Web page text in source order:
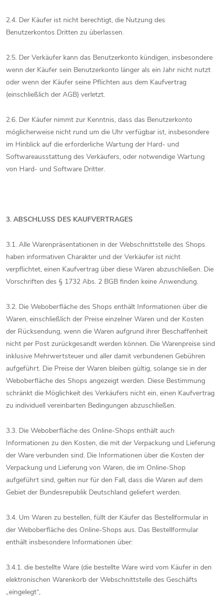
2.4. Der Käufer ist nicht berechtigt, die Nutzung des
Benutzerkontos Dritten zu überlassen.
2.5. Der Verkäufer kann das Benutzerkonto kündigen, insbesondere
wenn der Käufer sein Benutzerkonto länger als ein Jahr nicht nutzt
oder wenn der Käufer seine Pflichten aus dem Kaufvertrag
(einschließlich der AGB) verletzt.
2.6. Der Käufer nimmt zur Kenntnis, dass das Benutzerkonto
möglicherweise nicht rund um die Uhr verfügbar ist, insbesondere
im Hinblick auf die erforderliche Wartung der Hard- und
Softwareausstattung des Verkäufers, oder notwendige Wartung
von Hard- und Software Dritter.
3. ABSCHLUSS DES KAUFVERTRAGES
3.1. Alle Warenpräsentationen in der Webschnittstelle des Shops
haben informativen Charakter und der Verkäufer ist nicht
verpflichtet, einen Kaufvertrag über diese Waren abzuschließen. Die
Vorschriften des § 1732 Abs. 2 BGB finden keine Anwendung.
3.2. Die Weboberfläche des Shops enthält Informationen über die
Waren, einschließlich der Preise einzelner Waren und der Kosten
der Rücksendung, wenn die Waren aufgrund ihrer Beschaffenheit
nicht per Post zurückgesandt werden können. Die Warenpreise sind
inklusive Mehrwertsteuer und aller damit verbundenen Gebühren
aufgeführt. Die Preise der Waren bleiben gültig, solange sie in der
Weboberfläche des Shops angezeigt werden. Diese Bestimmung
schränkt die Möglichkeit des Verkäufers nicht ein, einen Kaufvertrag
zu individuell vereinbarten Bedingungen abzuschließen.
3.3. Die Weboberfläche des Online-Shops enthält auch
Informationen zu den Kosten, die mit der Verpackung und Lieferung
der Ware verbunden sind. Die Informationen über die Kosten der
Verpackung und Lieferung von Waren, die im Online-Shop
aufgeführt sind, gelten nur für den Fall, dass die Waren auf dem
Gebiet der Bundesrepublik Deutschland geliefert werden.
3.4. Um Waren zu bestellen, füllt der Käufer das Bestellformular in
der Weboberfläche des Online-Shops aus. Das Bestellformular
enthält insbesondere Informationen über:
3.4.1. die bestellte Ware (die bestellte Ware wird vom Käufer in den
elektronischen Warenkorb der Webschnittstelle des Geschäfts
„eingelegt“,